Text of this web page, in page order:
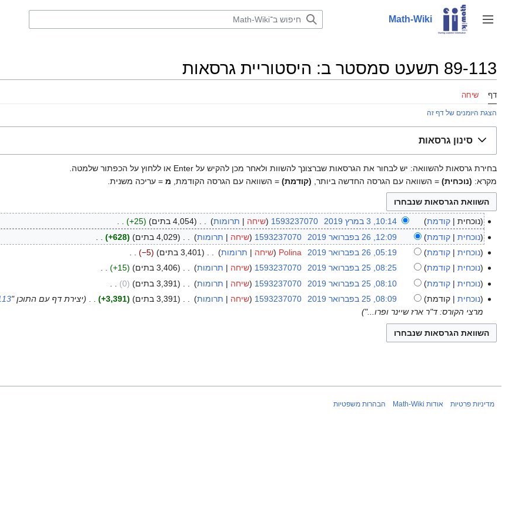
לתוכן
שינוי מצב סרגל צד
Math-Wiki
89-113 תשעט סמסטר ב: היסטוריית גרסאות
דף שיחה
הצגת היומנים של דף זה
סינון גרסאות
בחירת גרסאות להשוואה: יש לבחור את הגרסאות שברצונך להשוות ולאחר מכן להקיש על Enter או ללחוץ על הכפתור שלמטה.
מקרא: (נוכחית) = השוואה עם הגרסה החדשה ביותר, (קודמת) = השוואה עם הגרסה הקודמת, מ = עריכה משנית.
במרץ
2019
נוכחית קודמת 10:14, 3 במרץ 2019 1593237070 שיחה תרומות 4,054 בתים +25
‏
א
י
ן
ת
ק
צ
י
ר
ע
ה
26
בפברואר
2019
נוכחית קודמת 12:09, 26 בפברואר 2019 1593237070 שיחה תרומות 4,029 בתים +628
‏
א
ן
ת
ק
צ
י
ר
ה
נוכחית קודמת 05:19, 26 בפברואר 2019 Polina שיחה תרומות 3,401 בתים −5
‏
א
ן
ת
ק
צ
י
כ
25
בפברואר
2019
נוכחית קודמת 08:25, 25 בפברואר 2019 1593237070 שיחה תרומות 3,406 בתים +15
‏
א
ן
ק
צ
ע
י
נוכחית קודמת 08:10, 25 בפברואר 2019 1593237070 שיחה תרומות 3,391 בתים 0
א
י
ן
ת
ר
נוכחית קודמת 08:09, 25 בפברואר 2019 1593237070 שיחה תרומות 3,391 בתים +3,391
‏ יצירת דף עם התוכן "89-113
מרצי הקורס: ד"ר ארז שיינר ופרו..."
מדיניות פרטיות אודות Math-Wiki הבהרות משפטיות